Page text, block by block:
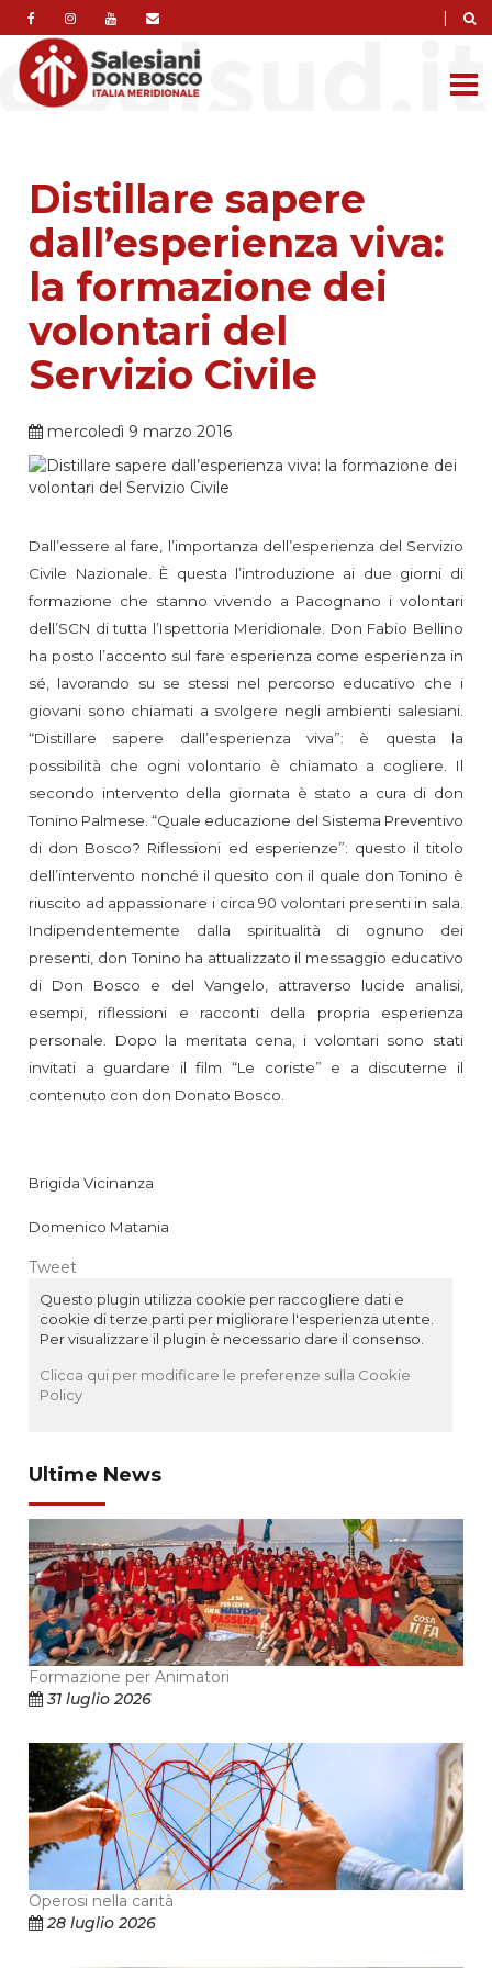
|
Distillare sapere
dall’esperienza viva:
la formazione dei
volontari del
Servizio Civile
mercoledì 9 marzo 2016
Dall’essere al fare, l’importanza dell’esperienza del Servizio
Civile Nazionale. È questa l’introduzione ai due giorni di
formazione che stanno vivendo a Pacognano i volontari
dell’SCN di tutta l’Ispettoria Meridionale. Don Fabio Bellino
ha posto l’accento sul fare esperienza come esperienza in
sé, lavorando su se stessi nel percorso educativo che i
giovani sono chiamati a svolgere negli ambienti salesiani.
“Distillare sapere dall’esperienza viva”: è questa la
possibilità che ogni volontario è chiamato a cogliere. Il
secondo intervento della giornata è stato a cura di don
Tonino Palmese. “Quale educazione del Sistema Preventivo
di don Bosco? Riflessioni ed esperienze”: questo il titolo
dell’intervento nonché il quesito con il quale don Tonino è
riuscito ad appassionare i circa 90 volontari presenti in sala.
Indipendentemente dalla spiritualità di ognuno dei
presenti, don Tonino ha attualizzato il messaggio educativo
di Don Bosco e del Vangelo, attraverso lucide analisi,
esempi, riflessioni e racconti della propria esperienza
personale. Dopo la meritata cena, i volontari sono stati
invitati a guardare il film “Le coriste” e a discuterne il
contenuto con don Donato Bosco.
Brigida Vicinanza
Domenico Matania
Tweet
Questo plugin utilizza cookie per raccogliere dati e
cookie di terze parti per migliorare l'esperienza utente.
Per visualizzare il plugin è necessario dare il consenso.
Clicca qui per modificare le preferenze sulla Cookie
Policy
Ultime News
Formazione per Animatori
31 luglio 2026
Operosi nella carità
28 luglio 2026